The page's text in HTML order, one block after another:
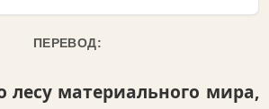
ПЕРЕВОД:
лесу материального мира,